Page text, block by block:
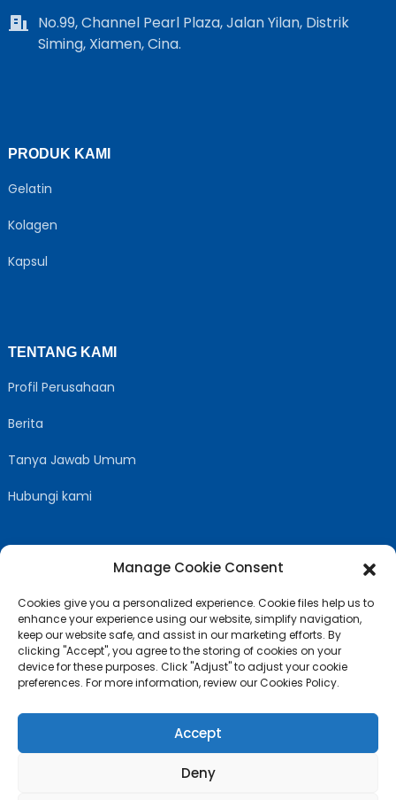
No.99, Channel Pearl Plaza, Jalan Yilan, Distrik
Siming, Xiamen, Cina.
PRODUK KAMI
Gelatin
Kolagen
Kapsul
TENTANG KAMI
Profil Perusahaan
Berita
Tanya Jawab Umum
Hubungi kami
Manage Cookie Consent
Cookies give you a personalized experience. Cookie files help us to
enhance your experience using our website, simplify navigation,
keep our website safe, and assist in our marketing efforts. By
clicking "Accept", you agree to the storing of cookies on your
device for these purposes. Click "Adjust" to adjust your cookie
preferences. For more information, review our Cookies Policy.
Accept
Deny